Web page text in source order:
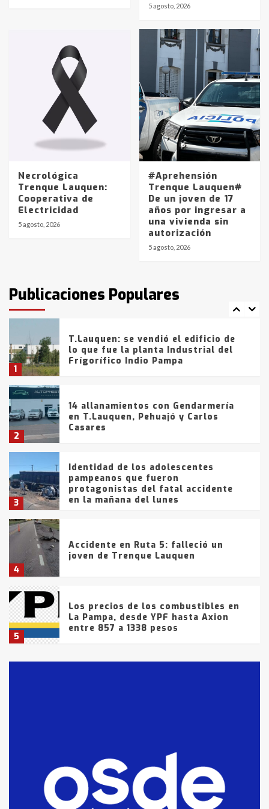
5 agosto, 2026
Necrológica
Trenque Lauquen:
Cooperativa de
Electricidad
5 agosto, 2026
#Aprehensión
Trenque Lauquen#
De un joven de 17
años por ingresar a
una vivienda sin
autorización
5 agosto, 2026
Publicaciones Populares
pampeanos que fueron
en la mañana del lunes
Accidente en Ruta 5: falleció un
joven de Trenque Lauquen
Los precios de los combustibles en
La Pampa, desde YPF hasta Axion
entre 857 a 1338 pesos
La Bolsa de Cereales de Bahía
Blanca anticipa que Agosto vendrá
con lluvias y heladas, en gran parte
fueron detenidos por
comercialización de drogas en la
tarde del sábado
1
T.Lauquen: se vendió el edificio de
lo que fue la planta Industrial del
Frígorífico Indio Pampa
2
14 allanamientos con Gendarmería
en T.Lauquen, Pehuajó y Carlos
Casares
3
Identidad de los adolescentes
pampeanos que fueron
protagonistas del fatal accidente
en la mañana del lunes
4
Accidente en Ruta 5: falleció un
joven de Trenque Lauquen
5
Los precios de los combustibles en
La Pampa, desde YPF hasta Axion
entre 857 a 1338 pesos
fueron detenidos por
comercialización de drogas en la
tarde del sábado